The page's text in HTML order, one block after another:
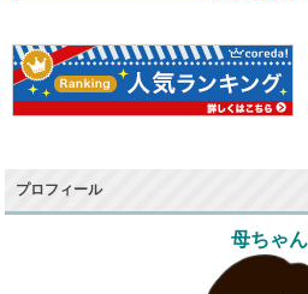
プロフィール
母ちゃん